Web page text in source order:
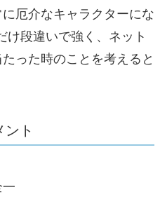
厄介なキャラクターにな
け段違いで強く、ネット
った時のことを考えると
ト